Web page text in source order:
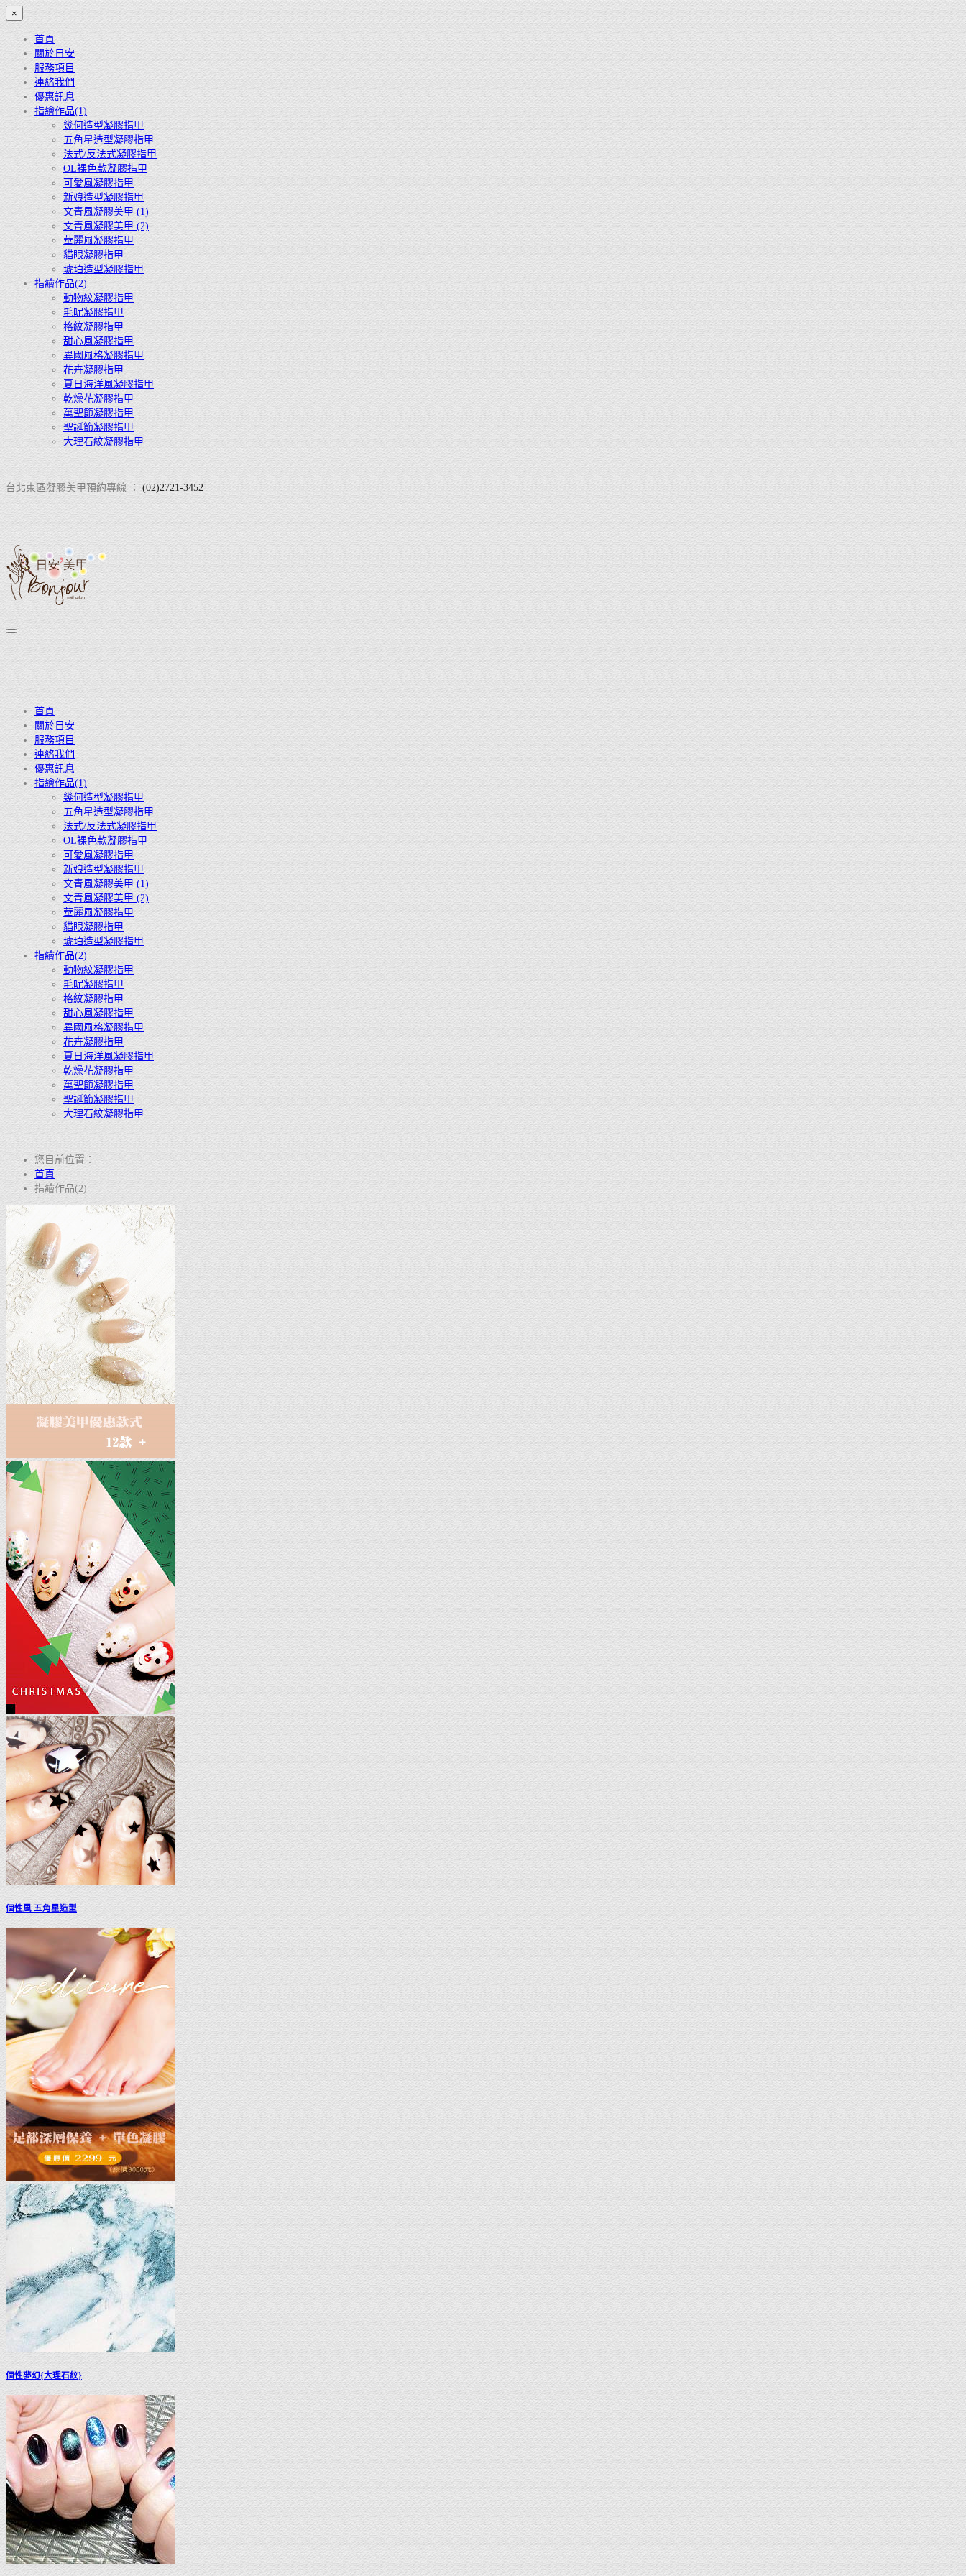
×
首頁
關於日安
服務項目
連絡我們
優惠訊息
指繪作品(1)
幾何造型凝膠指甲
五角星造型凝膠指甲
法式/反法式凝膠指甲
OL裸色款凝膠指甲
可愛風凝膠指甲
新娘造型凝膠指甲
文青風凝膠美甲 (1)
文青風凝膠美甲 (2)
華麗風凝膠指甲
貓眼凝膠指甲
琥珀造型凝膠指甲
指繪作品(2)
動物紋凝膠指甲
毛呢凝膠指甲
格紋凝膠指甲
甜心風凝膠指甲
異國風格凝膠指甲
花卉凝膠指甲
夏日海洋風凝膠指甲
乾燥花凝膠指甲
萬聖節凝膠指甲
聖誕節凝膠指甲
大理石紋凝膠指甲
台北東區凝膠美甲預約專線 ：(02)2721-3452
首頁
關於日安
服務項目
連絡我們
優惠訊息
指繪作品(1)
幾何造型凝膠指甲
五角星造型凝膠指甲
法式/反法式凝膠指甲
OL裸色款凝膠指甲
可愛風凝膠指甲
新娘造型凝膠指甲
文青風凝膠美甲 (1)
文青風凝膠美甲 (2)
華麗風凝膠指甲
貓眼凝膠指甲
琥珀造型凝膠指甲
指繪作品(2)
動物紋凝膠指甲
毛呢凝膠指甲
格紋凝膠指甲
甜心風凝膠指甲
異國風格凝膠指甲
花卉凝膠指甲
夏日海洋風凝膠指甲
乾燥花凝膠指甲
萬聖節凝膠指甲
聖誕節凝膠指甲
大理石紋凝膠指甲
您目前位置：
首頁
指繪作品(2)
個性風 五角星造型
個性夢幻{大理石紋}